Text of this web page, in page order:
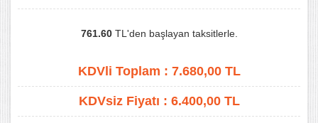
761.60TL'den başlayan taksitlerle.
KDVli Toplam : 7.680,00TL
KDVsiz Fiyatı : 6.400,00TL